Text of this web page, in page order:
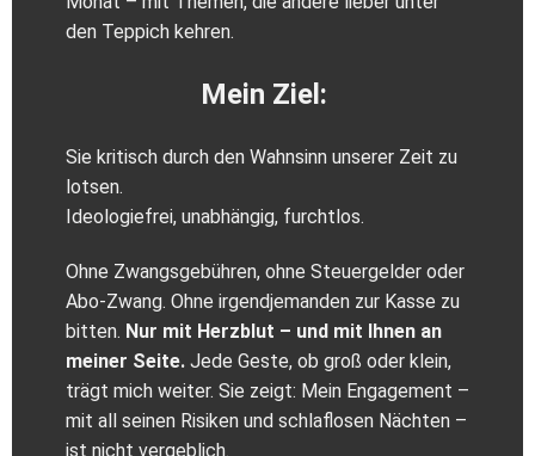
den Teppich kehren.
Mein Ziel:
Sie kritisch durch den Wahnsinn unserer Zeit zu
lotsen.
Ideologiefrei, unabhängig, furchtlos.
Ohne Zwangsgebühren, ohne Steuergelder oder
Abo‑Zwang. Ohne irgendjemanden zur Kasse zu
bitten. Nur mit Herzblut – und mit Ihnen an
meiner Seite. Jede Geste, ob groß oder klein,
trägt mich weiter. Sie zeigt: Mein Engagement –
mit all seinen Risiken und schlaflosen Nächten –
ist nicht vergeblich.